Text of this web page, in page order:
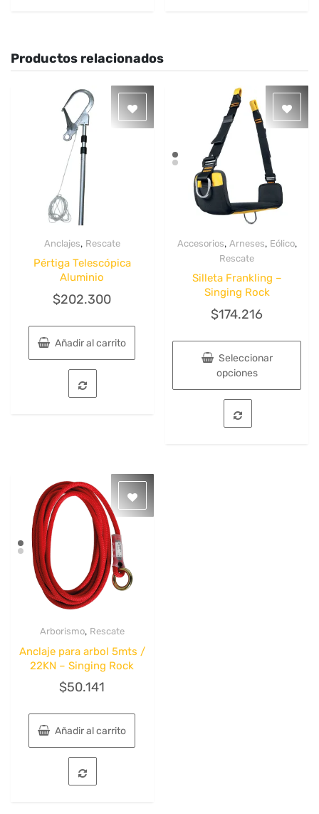
Productos relacionados
Anclajes, Rescate
Pértiga Telescópica
Aluminio
$202.300
Añadir al carrito
Quick View
Accesorios, Arneses, Eólico,
Rescate
Silleta Frankling –
Singing Rock
$174.216
Seleccionar
opciones
Este
producto
tiene
Arborismo, Rescate
Anclaje para arbol 5mts /
22KN – Singing Rock
$50.141
Añadir al carrito